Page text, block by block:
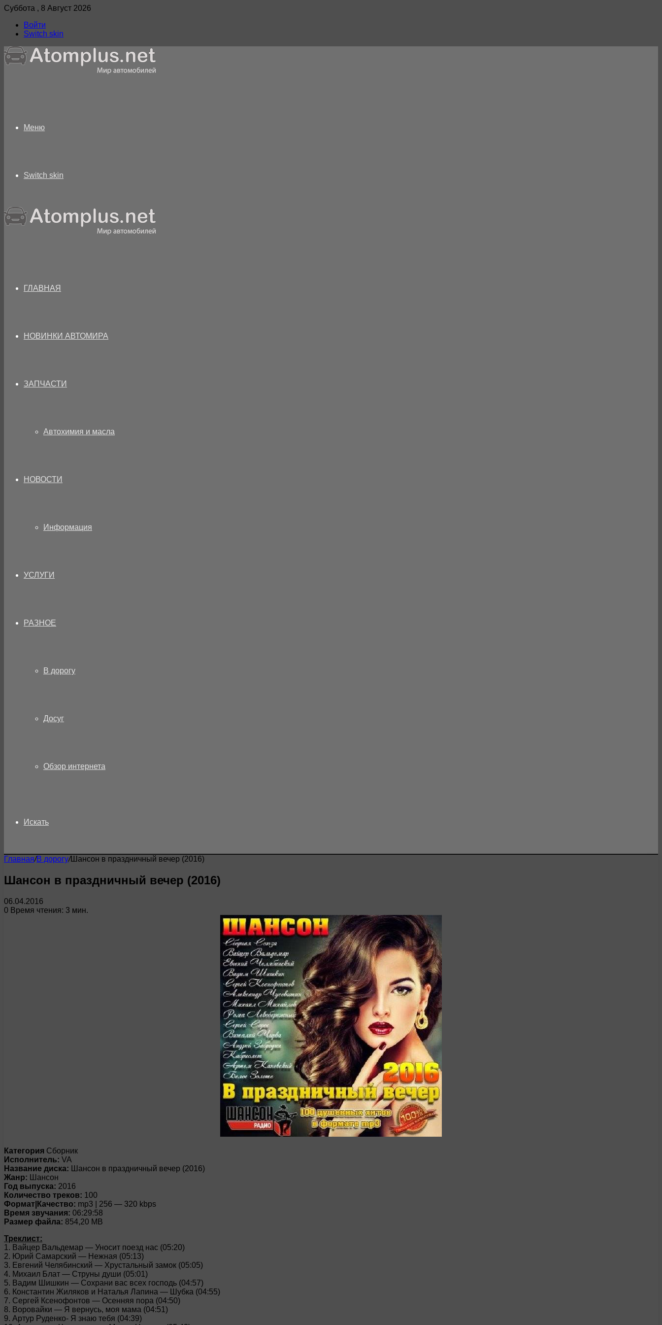
Суббота , 8 Август 2026
Войти
Switch skin
Меню
Switch skin
ГЛАВНАЯ
НОВИНКИ АВТОМИРА
ЗАПЧАСТИ
Автохимия и масла
НОВОСТИ
Информация
УСЛУГИ
РАЗНОЕ
В дорогу
Досуг
Обзор интернета
Искать
Главная/В дорогу/Шансон в праздничный вечер (2016)
Шансон в праздничный вечер (2016)
06.04.2016
0 Время чтения: 3 мин.
Категория Сборник
Исполнитель: VA
Название диска: Шансон в праздничный вечер (2016)
Жанр: Шансон
Год выпуска: 2016
Количество треков: 100
Формат|Качество: mp3 | 256 — 320 kbps
Время звучания: 06:29:58
Размер файла: 854,20 MB
Треклист:
1. Вайцер Вальдемар — Уносит поезд нас (05:20)
2. Юрий Самарский — Нежная (05:13)
3. Евгений Челябинский — Хрустальный замок (05:05)
4. Михаил Блат — Струны души (05:01)
5. Вадим Шишкин — Сохрани вас всех господь (04:57)
6. Константин Жиляков и Наталья Лапина — Шубка (04:55)
7. Сергей Ксенофонтов — Осенняя пора (04:50)
8. Воровайки — Я вернусь, моя мама (04:51)
9. Артур Руденко- Я знаю тебя (04:39)